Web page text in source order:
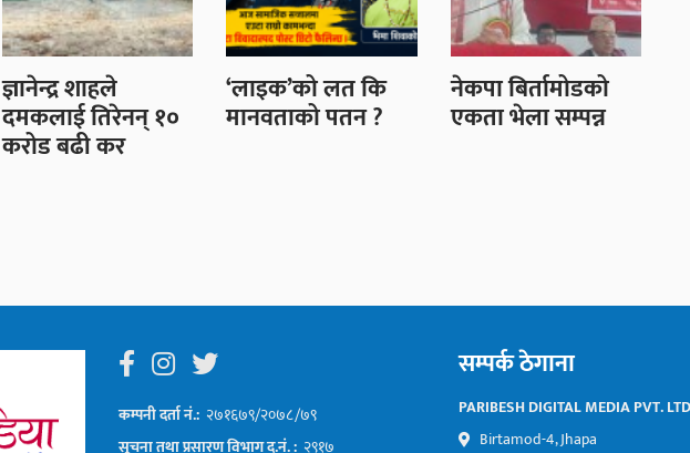
ज्ञानेन्द्र शाहले
दमकलाई तिरेनन् १०
करोड बढी कर
‘लाइक’को लत कि
मानवताको पतन ?
नेकपा बिर्तामोडको
एकता भेला सम्पन्न
कम्पनी दर्ता नं.:२७१६७९/२०७८/७९
सूचना तथा प्रसारण विभाग द.नं. :२९१७
सम्पर्क ठेगाना
PARIBESH DIGITAL MEDIA PVT.
Birtamod-4, Jhapa